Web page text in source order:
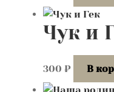
Чук и
300 ₽ В